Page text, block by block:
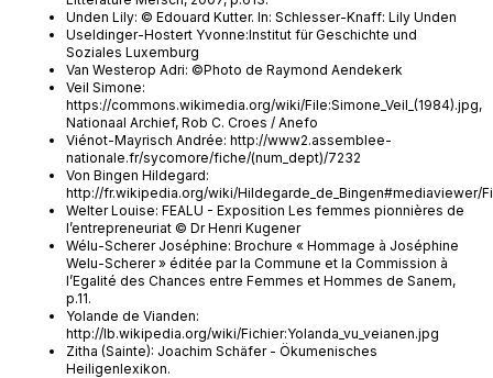
Unden Lily: © Edouard Kutter. In: Schlesser-Knaff: Lily Unden
Useldinger-Hostert Yvonne:Institut für Geschichte und
Soziales Luxemburg
Van Westerop Adri: ©Photo de Raymond Aendekerk
Veil Simone:
https://commons.wikimedia.org/wiki/File:Simone_Veil_(1984).jpg,
Nationaal Archief, Rob C. Croes / Anefo
Viénot-Mayrisch Andrée: http://www2.assemblee-
nationale.fr/sycomore/fiche/(num_dept)/7232
Von Bingen Hildegard:
http://fr.wikipedia.org/wiki/Hildegarde_de_Bingen#mediaviewer/
Welter Louise: FEALU - Exposition Les femmes pionnières de
l’entrepreneuriat © Dr Henri Kugener
Wélu-Scherer Joséphine: Brochure « Hommage à Joséphine
Welu-Scherer » éditée par la Commune et la Commission à
l’Egalité des Chances entre Femmes et Hommes de Sanem,
p.11.
Yolande de Vianden:
http://lb.wikipedia.org/wiki/Fichier:Yolanda_vu_veianen.jpg
Zitha (Sainte): Joachim Schäfer - Ökumenisches
Heiligenlexikon.